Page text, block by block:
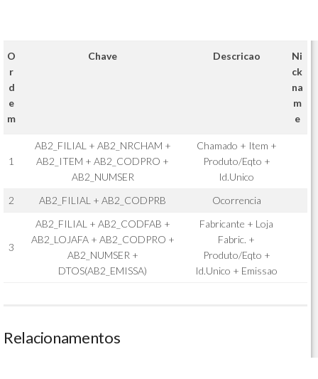
O
r
d
e
m
Chave Descricao
Ni
ck
na
m
e
1
AB2_FILIAL + AB2_NRCHAM +
AB2_ITEM + AB2_CODPRO +
AB2_NUMSER
Chamado + Item +
Produto/Eqto +
Id.Unico
2
AB2_FILIAL + AB2_CODPRB Ocorrencia
3
AB2_FILIAL + AB2_CODFAB +
AB2_LOJAFA + AB2_CODPRO +
AB2_NUMSER +
DTOS(AB2_EMISSA)
Fabricante + Loja
Fabric. +
Produto/Eqto +
Id.Unico + Emissao
Relacionamentos